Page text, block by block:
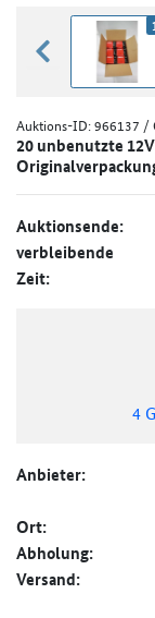
zurück blättern
1
Auktions-ID:966137 /
20 unbenutzte
Auktionsende:
verbleibende
Zeit:
4
Anbieter:
Ort:
Abholung:
Versand: